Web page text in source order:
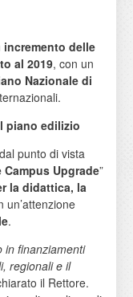
incremento delle
al 2019, con un
Nazionale di
piano edilizio
punto di vista
Campus Upgrade”
la didattica, la
un’attenzione
.
in finanziamenti
regionali e il
il Rettore.